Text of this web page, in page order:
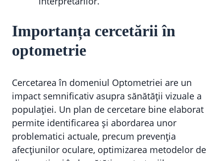
Importanța cercetării în
optometrie
Cercetarea în domeniul Optometriei are un
impact semnificativ asupra sănătății vizuale a
populației. Un plan de cercetare bine elaborat
permite identificarea și abordarea unor
problematici actuale, precum prevenția
afecțiunilor oculare, optimizarea metodelor de